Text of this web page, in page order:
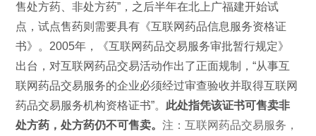
售处方药、非处方药”，之后半年在北上广福建开始试
点，试点售药则需要具有《互联网药品信息服务资格证
书》。2005年，《互联网药品交易服务审批暂行规定》
出台，对互联网药品交易活动作出了正面规制，“从事互
联网药品交易服务的企业必须经过审查验收并取得互联网
药品交易服务机构资格证书”。 此处指凭该证书可售卖非
处方药，处方药仍不可售卖。注：互联网药品交易服务，